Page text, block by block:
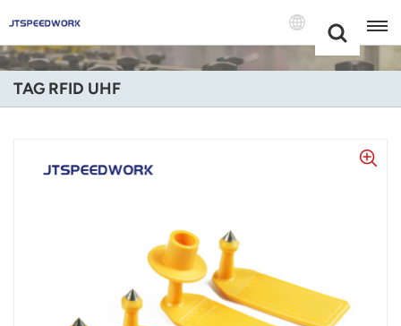
+86 -18681515767
English
Русский
Italiano
Español
TAG RFID UHF